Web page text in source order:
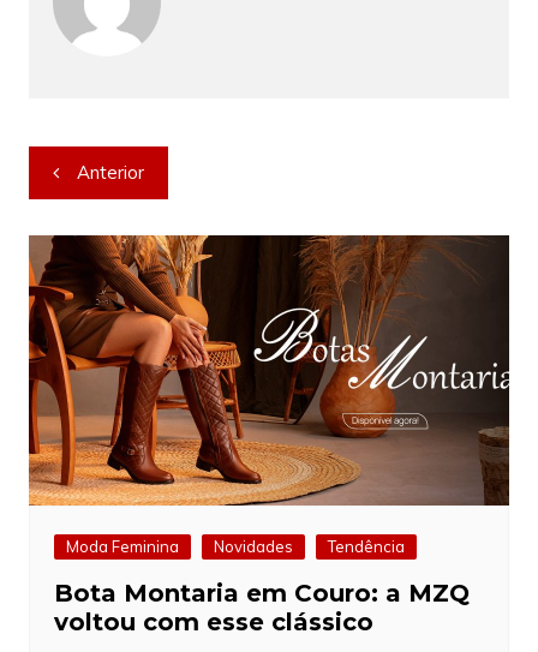
Navegação
de
Post
Anterior
Moda Feminina Novidades Tendência
Bota Montaria em Couro: a MZQ
voltou com esse clássico